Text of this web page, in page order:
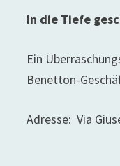
In die Tiefe
Ein
Benetton-
Adresse:Via